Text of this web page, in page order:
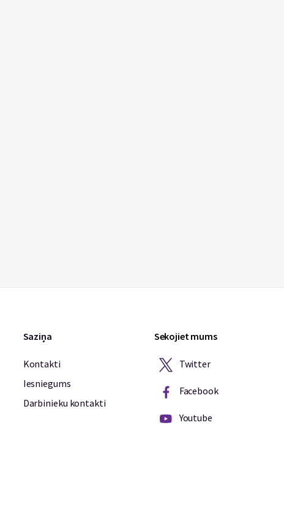
Saziņa
Kontakti
Iesniegums
Darbinieku kontakti
Sekojiet mums
Twitter
Facebook
Youtube